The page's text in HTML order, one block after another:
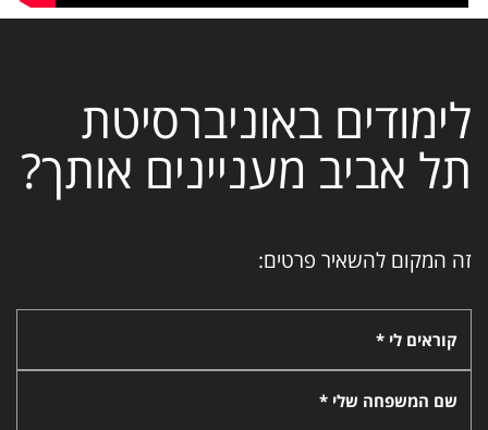
לימודים באוניברסיטת
תל אביב מעניינים אותך?
זה המקום להשאיר פרטים:
קוראים לי *
שם המשפחה שלי *